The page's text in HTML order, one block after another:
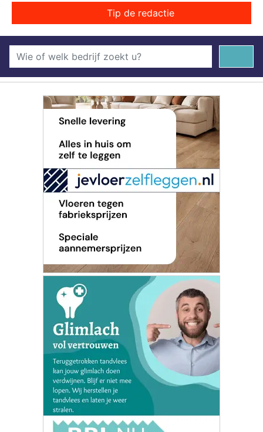
Tip de redactie